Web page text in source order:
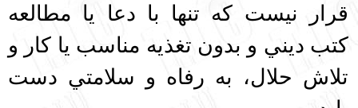
قرار نيست كه تنها با دعا يا مطالعه
كتب ديني و بدون تغذيه مناسب يا كار و
تلاش حلال، به رفاه و سلامتي دست